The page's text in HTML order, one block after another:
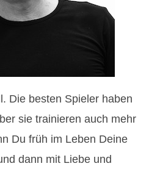
Die besten Spieler haben
sie trainieren auch mehr
Du früh im Leben Deine
dann mit Liebe und